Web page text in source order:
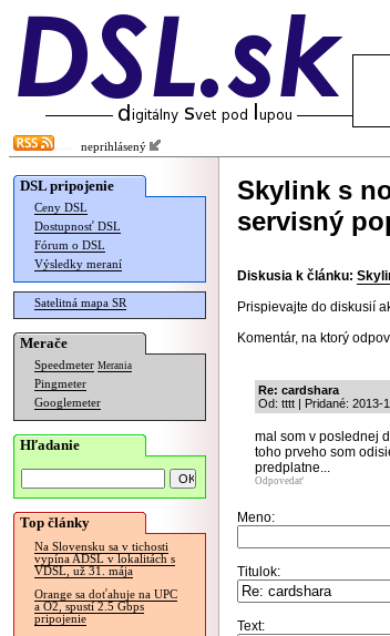
neprihlásený
DSL pripojenie
Ceny DSL
Dostupnosť DSL
Fórum o DSL
Výsledky meraní
Satelitná mapa SR
Merače
Speedmeter Merania
Pingmeter
Googlemeter
Hľadanie
Top články
Na Slovensku sa v tichosti
vypína ADSL v lokalitách s
VDSL, už 31. mája
Orange sa doťahuje na UPC
a O2, spustí 2.5 Gbps
pripojenie
Skylink s
servisný
Diskusia k článku:
Prispievajte do diskusií
Komentár, na ktorý
Re: cardshara
Od: tttt | Pridané: 2013-
mal som v poslednej
toho prveho som
predplatne...
Odpovedať
Meno:
Titulok:
Text: